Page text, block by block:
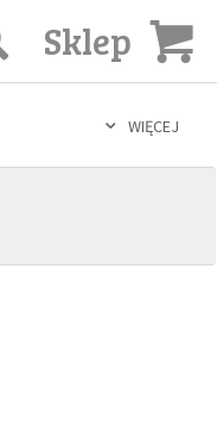
Sklep
WIĘCEJ
IN VITRO